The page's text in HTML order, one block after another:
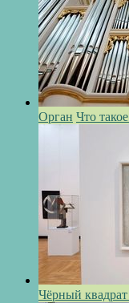
Орган Что
Чёрный